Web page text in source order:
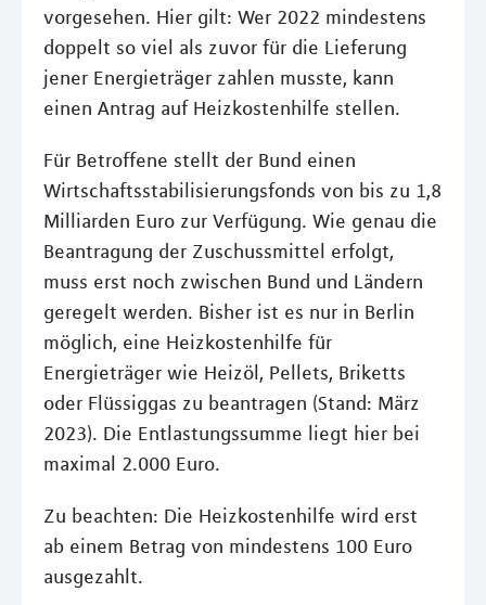
vorgesehen. Hier gilt: Wer 2022 mindestens
doppelt so viel als zuvor für die Lieferung
jener Energieträger zahlen musste, kann
einen Antrag auf Heizkostenhilfe stellen.
Für Betroffene stellt der Bund einen
Wirtschaftsstabilisierungsfonds von bis zu 1,8
Milliarden Euro zur Verfügung. Wie genau die
Beantragung der Zuschussmittel erfolgt,
muss erst noch zwischen Bund und Ländern
geregelt werden. Bisher ist es nur in Berlin
möglich, eine Heizkostenhilfe für
Energieträger wie Heizöl, Pellets, Briketts
oder Flüssiggas zu beantragen (Stand: März
2023). Die Entlastungssumme liegt hier bei
maximal 2.000 Euro.
Zu beachten: Die Heizkostenhilfe wird erst
ab einem Betrag von mindestens 100 Euro
ausgezahlt.